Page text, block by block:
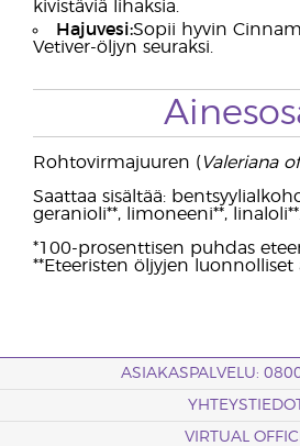
kivistäviä lihaksia.
Hajuvesi:Sopii hyvin
Vetiver-öljyn seuraksi.
Rohtovirmajuuren ( Valeriana
Saattaa sisältää:
geranioli**, limoneeni**, linaloli**.
*100-prosenttisen puhdas
**Eteeristen öljyjen luonnolliset
ASIAKASPALVELU:
YHTEYSTIEDOT
VIRTUAL